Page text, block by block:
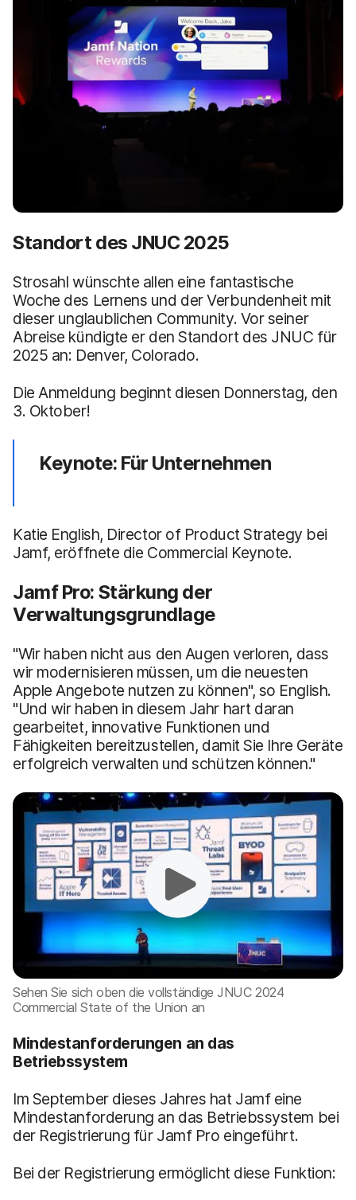
Standort des JNUC 2025
Strosahl wünschte allen eine fantastische
Woche des Lernens und der Verbundenheit mit
dieser unglaublichen Community. Vor seiner
Abreise kündigte er den Standort des JNUC für
2025 an: Denver, Colorado.
Die Anmeldung beginnt diesen Donnerstag, den
3. Oktober!
Keynote: Für Unternehmen
Katie English, Director of Product Strategy bei
Jamf, eröffnete die Commercial Keynote.
Jamf Pro: Stärkung der
Verwaltungsgrundlage
"Wir haben nicht aus den Augen verloren, dass
wir modernisieren müssen, um die neuesten
Apple Angebote nutzen zu können", so English.
"Und wir haben in diesem Jahr hart daran
gearbeitet, innovative Funktionen und
Fähigkeiten bereitzustellen, damit Sie Ihre Geräte
erfolgreich verwalten und schützen können."
Sehen Sie sich oben die vollständige JNUC 2024
Commercial State of the Union an
Mindestanforderungen an das
Betriebssystem
Im September dieses Jahres hat Jamf eine
Mindestanforderung an das Betriebssystem bei
der Registrierung für Jamf Pro eingeführt.
Bei der Registrierung ermöglicht diese Funktion: